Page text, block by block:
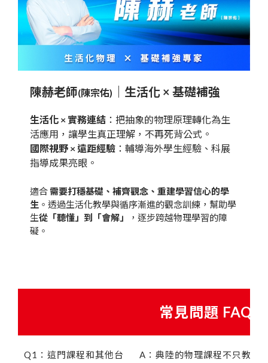
陳赫老師(陳宗佑) ｜生活化 × 基礎補強
生活化 × 實務連結 ：把抽象的物理原理轉化為生
活應用，讓學生真正理解，不再死背公式。
國際視野 × 遠距經驗 ：輔導海外學生經驗、科展
指導成果亮眼。
適合需要打穩基礎、補齊觀念、重建學習信心的學
生 。透過生活化教學與循序漸進的觀念訓練，幫助學
生從「聽懂」到「會解」
，逐步跨越物理學習的障
礙。
常見問題 FAQs
Q1：這門課程和其他台
A：典陸的物理課程不只教